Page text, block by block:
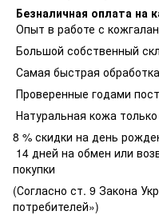
Безналичная оплата на
Опыт в работе с
Большой собственный
Самая быстрая
Проверенные годами
Натуральная кожа
8 % скидки на день
14 дней на обмен или
покупки
(Согласно ст. 9 Закона
потребителей»)